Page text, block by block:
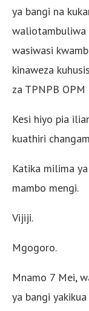
ya bangi na
waliotambuliwa
wasiwasi
kinaweza
za TPNPB
Kesi hiyo pia
kuathiri
Katika milima
mambo mengi.
Vijiji.
Mgogoro.
Mnamo 7 Mei,
ya bangi